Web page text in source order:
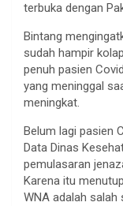
terbuka dengan
Bintang
sudah hampir
penuh pasien
yang meninggal
meningkat.
Belum lagi pasien
Data Dinas
pemulasaran
Karena itu
WNA adalah